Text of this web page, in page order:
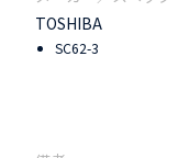
TOSHIBA
SC62-3